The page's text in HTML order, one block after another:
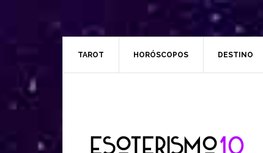
TAROT HORÓSCOPOS DESTINO